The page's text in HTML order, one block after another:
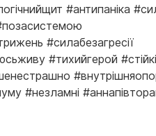
#антипаніка
#силабезагресії
#тихийгерой
#незламні